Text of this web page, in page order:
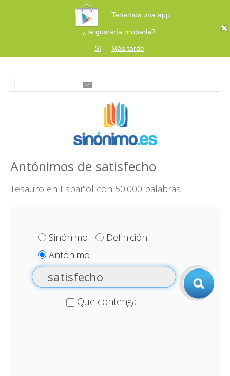
Tenemos una app
¿te gustaría probarla?
Sí
Más tarde
Antónimos de satisfecho
Tesauro en Español con 50.000 palabras
Sinónimo
Definición
Antónimo
Que contenga